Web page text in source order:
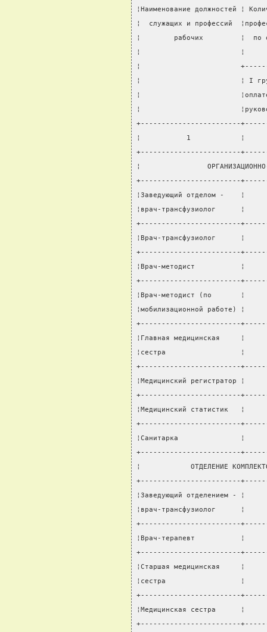
¦Наименование должностей ¦
¦  служащих и профессий
¦        рабочих         ¦  по
¦                        ¦
¦
¦                        ¦ I группа
¦                        ¦оплате
¦
+------------------------
¦           1            ¦
+------------------------
¦
+------------------------
¦Заведующий отделом -
¦врач-трансфузиолог
+------------------------
¦Врач-трансфузиолог
+------------------------
¦Врач-методист
+------------------------
¦Врач-методист (по
¦мобилизационной
+------------------------
¦Главная медицинская
¦сестра                  ¦
+------------------------
¦Медицинский
+------------------------
¦Медицинский
+------------------------
¦Санитарка               ¦
+------------------------
¦            ОТДЕЛЕНИЕ
+------------------------
¦Заведующий
¦врач-трансфузиолог
+------------------------
¦Врач-терапевт
+------------------------
¦Старшая медицинская
¦сестра                  ¦
+------------------------
¦Медицинская сестра
+------------------------